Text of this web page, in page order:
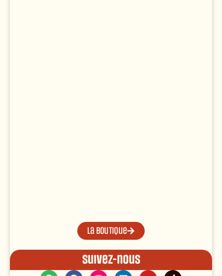
La boutique
Suivez-nous